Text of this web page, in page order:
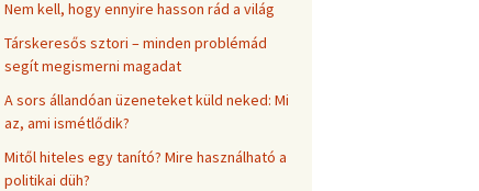
Nem kell, hogy ennyire hasson rád a világ
Társkeresős sztori – minden problémád
segít megismerni magadat
A sors állandóan üzeneteket küld neked: Mi
az, ami ismétlődik?
Mitől hiteles egy tanító? Mire használható a
politikai düh?